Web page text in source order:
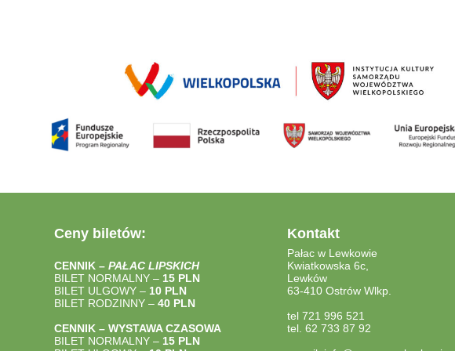
Ceny biletów:
CENNIK – PAŁAC LIPSKICH
BILET NORMALNY – 15 PLN
BILET ULGOWY – 10 PLN
BILET RODZINNY – 40PLN
CENNIK – WYSTAWA CZASOWA
BILET NORMALNY –15 PLN
Kontakt
Pałac w Lewkowie
Kwiatkowska 6c,
Lewków
63-410 Ostrów Wlkp.
tel 721 996 521
tel. 62 733 87 92